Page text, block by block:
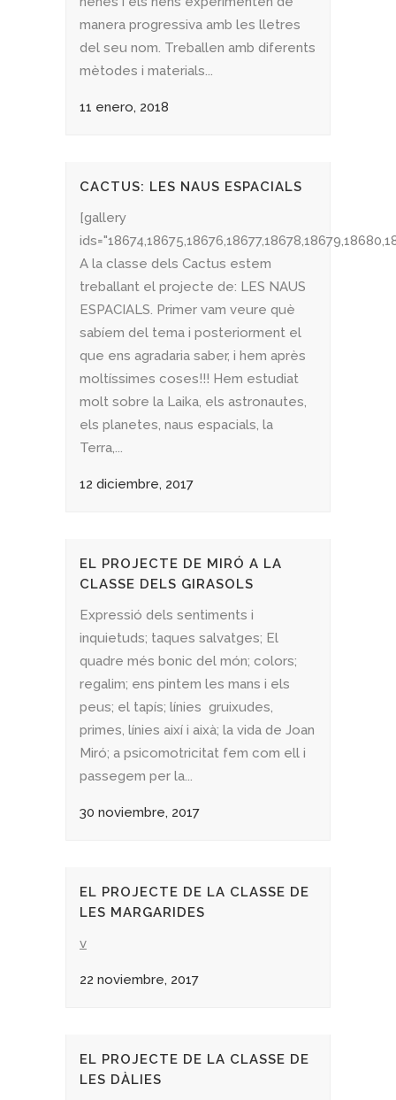
manera progressiva amb les lletres
del seu nom. Treballen amb diferents
mètodes i materials...
11 enero, 2018
CACTUS: LES NAUS ESPACIALS
[gallery
A la classe dels Cactus estem
treballant el projecte de: LES NAUS
ESPACIALS. Primer vam veure què
sabíem del tema i posteriorment el
que ens agradaria saber, i hem après
moltíssimes coses!!! Hem estudiat
molt sobre la Laika, els astronautes,
els planetes, naus espacials, la
Terra,...
12 diciembre, 2017
EL PROJECTE DE MIRÓ A LA
CLASSE DELS GIRASOLS
Expressió dels sentiments i
inquietuds; taques salvatges; El
quadre més bonic del món; colors;
regalim; ens pintem les mans i els
peus; el tapís; línies gruixudes,
primes, línies així i aixà; la vida de Joan
Miró; a psicomotricitat fem com ell i
passegem per la...
30 noviembre, 2017
EL PROJECTE DE LA CLASSE DE
LES MARGARIDES
v
22 noviembre, 2017
EL PROJECTE DE LA CLASSE DE
LES DÀLIES